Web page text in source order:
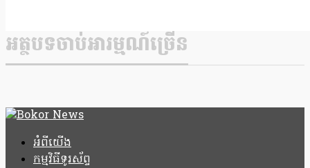
អត្ថបទចាប់អារម្មណ៍ច្រើន
អំពីយើង
កម្មវិធីទូរស័ព្ទ